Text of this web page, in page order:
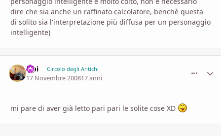
dire che sia anche un raffinato calcolatore, benchè questa
di solito sia l'interpretazione più diffusa per un personaggio
intelligente)
elpi Circolo degli Antichi
17 Novembre 200817 anni
mi pare di aver già letto pari pari le solite cose XD